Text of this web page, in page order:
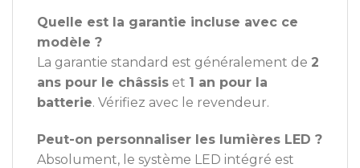
Quelle est la garantie incluse avec ce
modèle ?
La garantie standard est généralement de 2
ans pour le châssis et 1 an pour la
batterie. Vérifiez avec le revendeur.
Peut-on personnaliser les lumières LED ?
Absolument, le système LED intégré est